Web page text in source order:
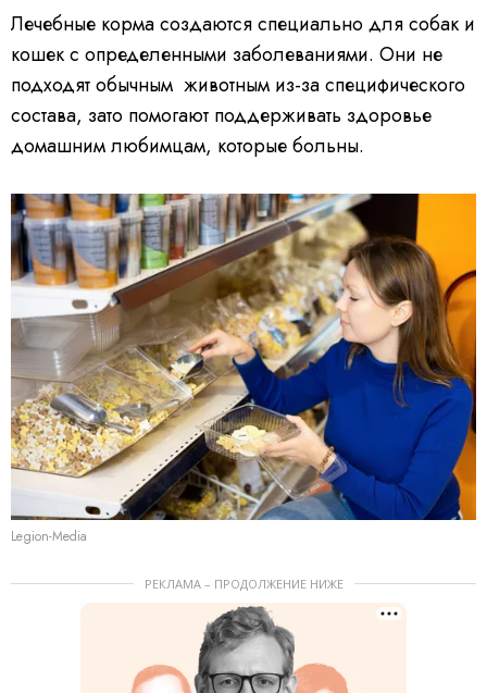
Лечебные корма создаются специально для собак и
кошек с определенными заболеваниями. Они не
подходят обычным животным из-за специфического
состава, зато помогают поддерживать здоровье
домашним любимцам, которые больны.
Legion-Media
РЕКЛАМА – ПРОДОЛЖЕНИЕ НИЖЕ